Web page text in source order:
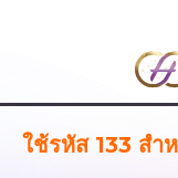
ใช้รหัส 133 สำ